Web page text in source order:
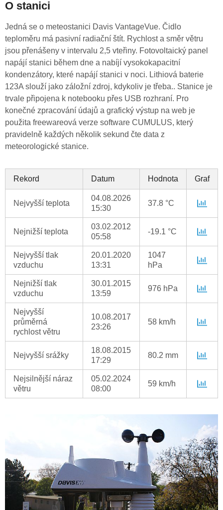
O stanici
Jedná se o meteostanici Davis VantageVue. Čidlo
teploměru má pasivní radiační štít. Rychlost a směr větru
jsou přenášeny v intervalu 2,5 vteřiny. Fotovoltaický panel
napájí stanici během dne a nabíjí vysokokapacitní
kondenzátory, které napájí stanici v noci. Lithiová baterie
123A slouží jako záložní zdroj, kdykoliv je třeba.. Stanice je
trvale připojena k notebooku přes USB rozhraní. Pro
konečné zpracování údajů a grafický výstup na web je
použita freewareová verze software CUMULUS, který
pravidelně každých několik sekund čte data z
meteorologické stanice.
Rekord Datum Hodnota Graf
Nejvyšší teplota
04.08.2026
15:30
37.8 °C
Nejnižší teplota
03.02.2012
05:58
-19.1 °C
Nejvyšší tlak
vzduchu
20.01.2020
13:31
1047
hPa
Nejnižší tlak
vzduchu
30.01.2015
13:59
976 hPa
Nejvyšší
průměrná
rychlost větru
10.08.2017
23:26
58 km/h
Nejvyšší srážky
18.08.2015
17:29
80.2 mm
Nejsilnější náraz
větru
05.02.2024
08:00
59 km/h